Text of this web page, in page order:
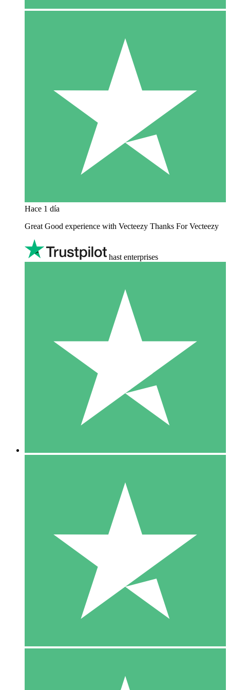
Hace 1 día
Great Good experience with Vecteezy Thanks For Vecteezy
hast enterprises